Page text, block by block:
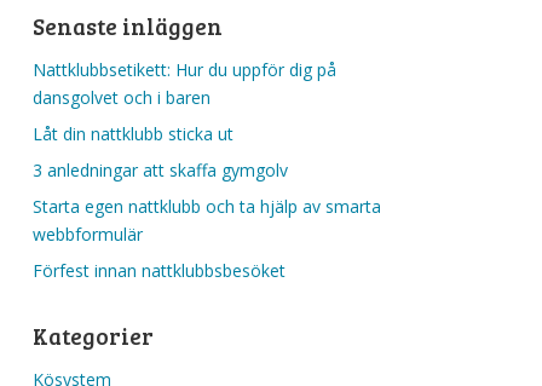
Senaste inläggen
Nattklubbsetikett: Hur du uppför dig på
dansgolvet och i baren
Låt din nattklubb sticka ut
3 anledningar att skaffa gymgolv
Starta egen nattklubb och ta hjälp av smarta
webbformulär
Förfest innan nattklubbsbesöket
Kategorier
Kösystem